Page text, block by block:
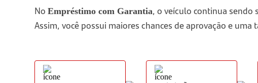
No Empréstimo com Garantia, o veículo continua sendo
Assim, você possui maiores chances de aprovação e